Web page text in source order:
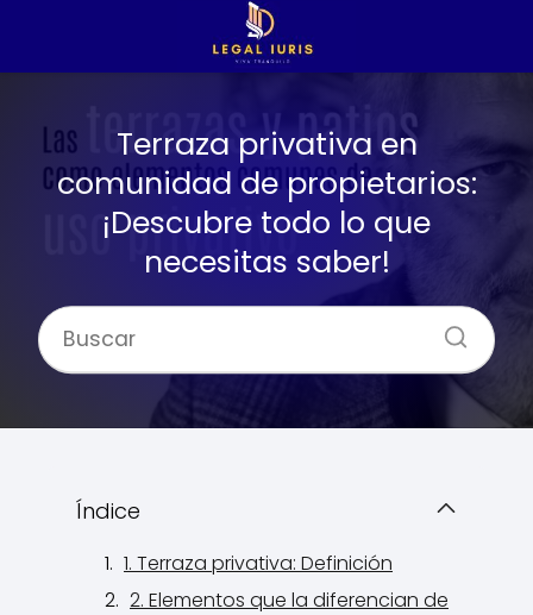
Terraza privativa en
comunidad de propietarios:
¡Descubre todo lo que
necesitas saber!
Índice
1. Terraza privativa: Definición
2. Elementos que la diferencian de